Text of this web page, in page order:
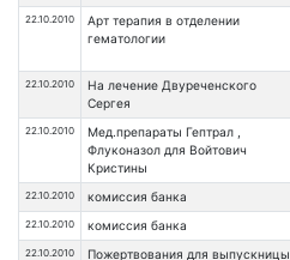
22.10.2010
Арт терапия в отделении
гематологии
22.10.2010
На лечение Двуреченского
Сергея
22.10.2010
Мед.препараты Гептрал ,
Флуконазол для Войтович
Кристины
22.10.2010 комиссия банка
22.10.2010 комиссия банка
22.10.2010
Пожертвования для выпускницы